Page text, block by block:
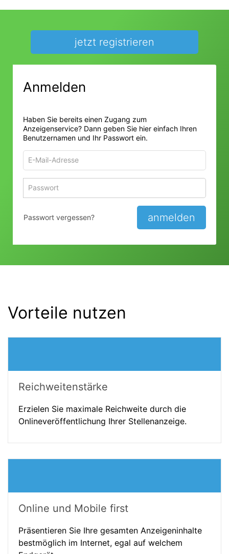
jetzt registrieren
Anmelden
Haben Sie bereits einen Zugang zum
Anzeigenservice? Dann geben Sie hier einfach Ihren
Benutzernamen und Ihr Passwort ein.
Adresse
zum
Anmelden
anmelden
Passwort vergessen?
Vorteile nutzen
Reichweitenstärke
Erzielen Sie maximale Reichweite durch die
Onlineveröffentlichung Ihrer Stellenanzeige.
Online und Mobile first
Präsentieren Sie Ihre gesamten Anzeigeninhalte
bestmöglich im Internet, egal auf welchem